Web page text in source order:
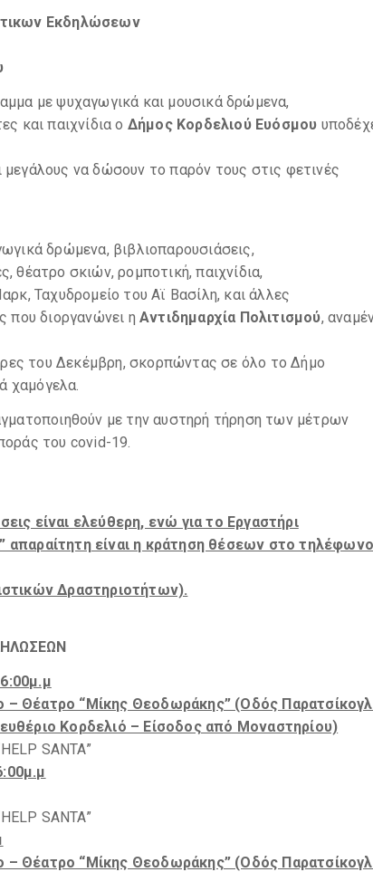
Εκδηλώσεων
με ψυχαγωγικά και μουσικά δρώμενα,
και παιχνίδια ο Δήμος Κορδελιού Ευόσμου
να δώσουν το παρόν τους στις φετινές
δρώμενα, βιβλιοπαρουσιάσεις,
θέατρο σκιών, ρομποτική, παιχνίδια,
Ταχυδρομείο του Αϊ Βασίλη, και άλλες
που διοργανώνει ηΑντιδημαρχία Πολιτισμού,
του Δεκέμβρη, σκορπώντας σε όλο το Δήμο
χαμόγελα.
με την αυστηρή τήρηση των μέτρων
του covid-19.
είναι ελεύθερη, ενώ για το Εργαστήρι
απαραίτητη είναι η κράτηση θέσεων στο
Δραστηριοτήτων).
– Θέατρο “Μίκης Θεοδωράκης” (Οδός
Κορδελιό – Είσοδος από Μοναστηρίου)
SANTA”
SANTA”
– Θέατρο “Μίκης Θεοδωράκης” (Οδός